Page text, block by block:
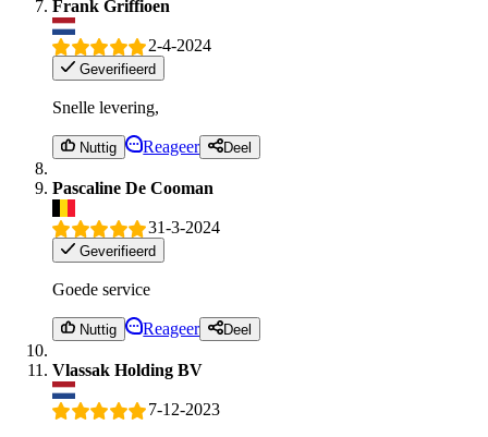
Frank Griffioen
2-4-2024
Geverifieerd
Snelle levering,
Nuttig Reageer Deel
Pascaline De Cooman
31-3-2024
Geverifieerd
Goede service
Nuttig Reageer Deel
Vlassak Holding BV
7-12-2023